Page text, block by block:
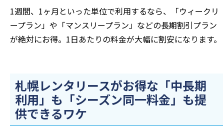
1週間、1ヶ月といった単位で利用するなら、「ウィークリ
ープラン」や「マンスリープラン」などの長期割引プラン
が絶対にお得。1日あたりの料金が大幅に割安になります。
札幌レンタリースがお得な「中長期
利用」も「シーズン同一料金」も提
供できるワケ